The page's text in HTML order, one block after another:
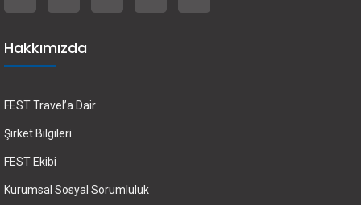
Hakkımızda
FEST Travel’a Dair
Şirket Bilgileri
FEST Ekibi
Kurumsal Sosyal Sorumluluk